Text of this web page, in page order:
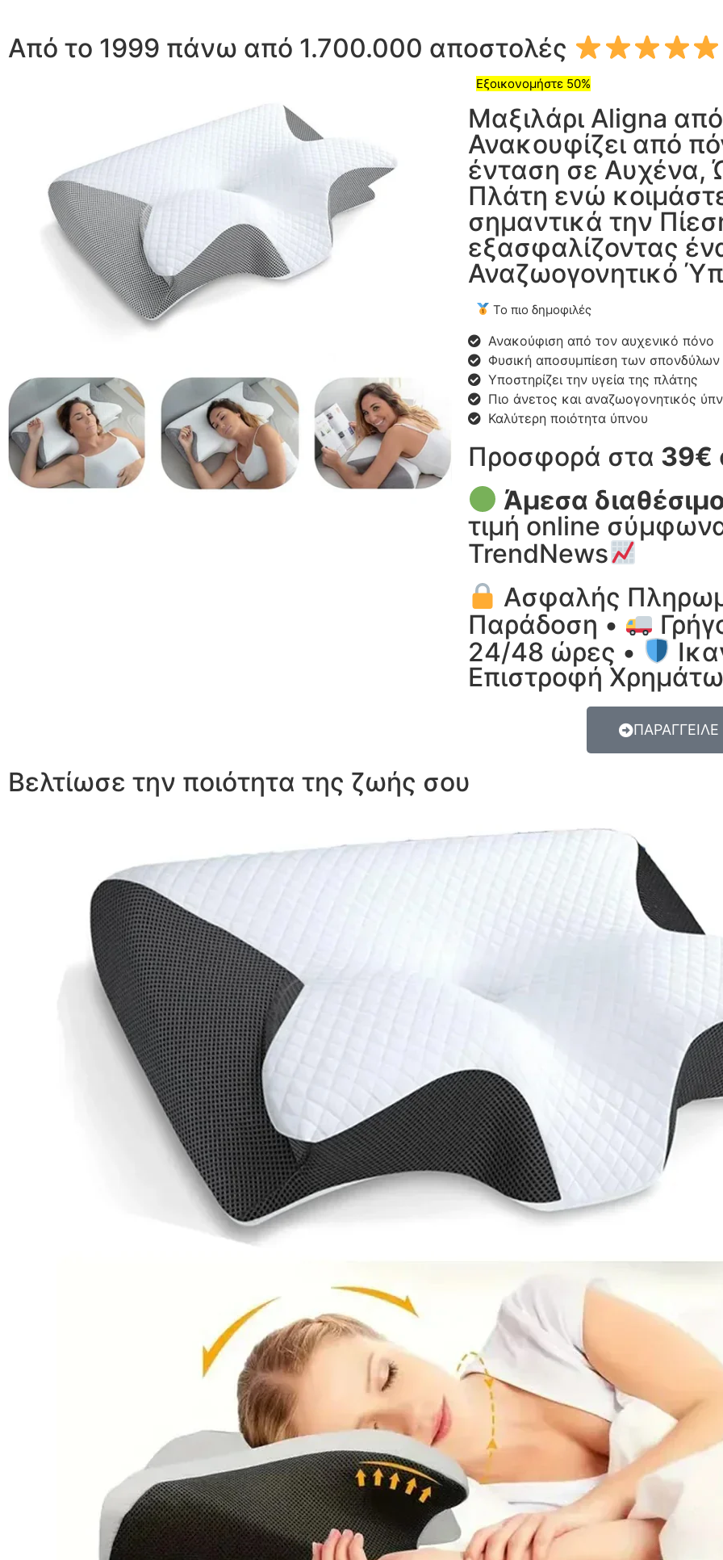
Από το 1999 πάνω από 1.700.000 αποστολές
Εξοικονομήστε 50%
Μαξιλάρι Aligna
Ανακουφίζει από
ένταση σε Αυχένα,
Πλάτη ενώ
σημαντικά την
εξασφαλίζοντας
Αναζωογονητικό
Το πιο δημοφιλές
Ανακούφιση από τον αυχενικό πόνο
Φυσική αποσυμπίεση των σπονδύλων
Υποστηρίζει την υγεία της πλάτης
Πιο άνετος και αναζωογονητικός
Καλύτερη ποιότητα ύπνου
Προσφορά στα 39€
Άμεσα
τιμή online
TrendNews
Ασφαλής
Παράδοση •
24/48 ώρες •
Επιστροφή
Βελτίωσε την ποιότητα της ζωής σου